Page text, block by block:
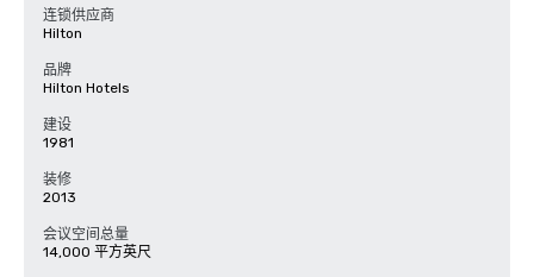
连锁供应商
Hilton
品牌
Hilton Hotels
建设
1981
装修
2013
会议空间总量
14,000 平方英尺